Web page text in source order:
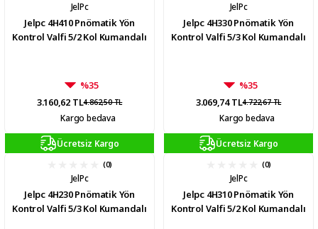
JelPc
Jelpc 4H410 Pnömatik Yön
Kontrol Valfi 5/2 Kol Kumandalı
%35
3.160,62 TL4.862,50 TL
Kargo bedava
JelPc
Jelpc 4H330 Pnömatik Yön
Kontrol Valfi 5/3 Kol Kumandalı
%35
3.069,74 TL4.722,67 TL
Kargo bedava
Ücretsiz Kargo
(0)
JelPc
Jelpc 4H230 Pnömatik Yön
Kontrol Valfi 5/3 Kol Kumandalı
Ücretsiz Kargo
(0)
JelPc
Jelpc 4H310 Pnömatik Yön
Kontrol Valfi 5/2 Kol Kumandalı